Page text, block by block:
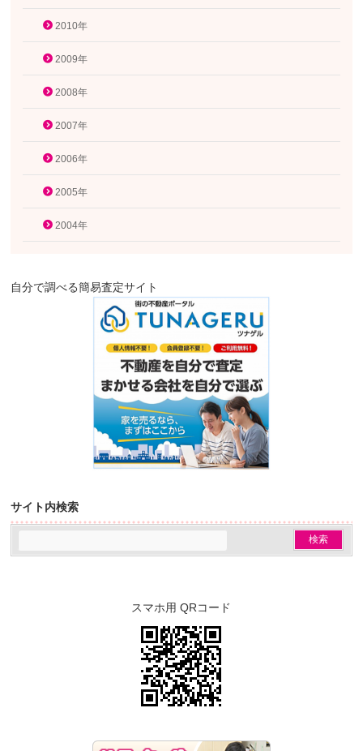
2010年
2009年
2008年
2007年
2006年
2005年
2004年
自分で調べる簡易査定サイト
サイト内検索
スマホ用 QRコード